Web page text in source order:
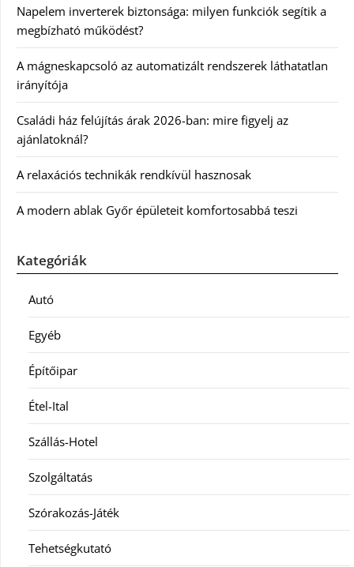
Napelem inverterek biztonsága: milyen funkciók segítik a
megbízható működést?
A mágneskapcsoló az automatizált rendszerek láthatatlan
irányítója
Családi ház felújítás árak 2026-ban: mire figyelj az
ajánlatoknál?
A relaxációs technikák rendkívül hasznosak
A modern ablak Győr épületeit komfortosabbá teszi
Kategóriák
Autó
Egyéb
Építőipar
Étel-Ital
Szállás-Hotel
Szolgáltatás
Szórakozás-Játék
Tehetségkutató